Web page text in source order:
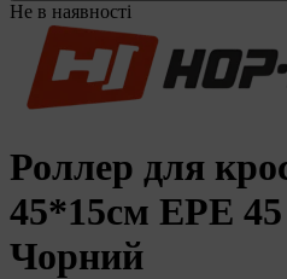
Не в наявності
Роллер для
45*15см EPE
Чорний